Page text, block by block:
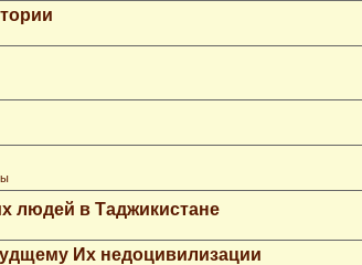
людей в Таджикистане
Их недоцивилизации